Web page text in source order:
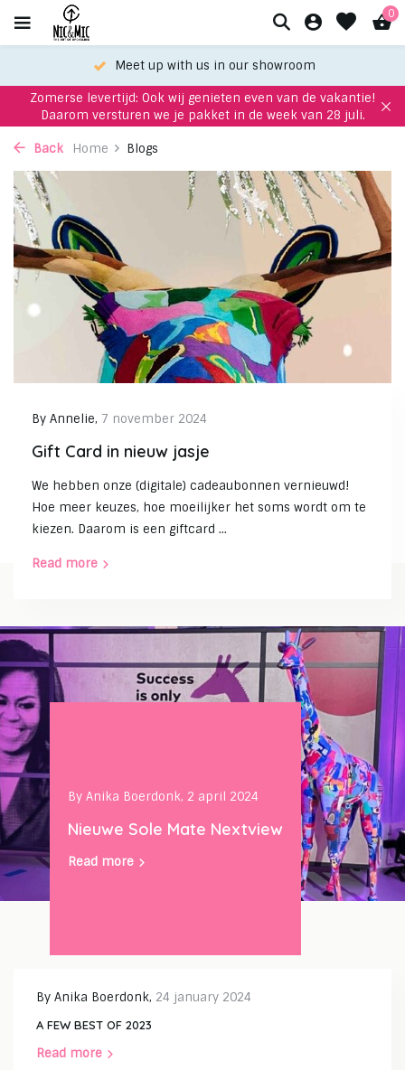
0
Meet up with us in our showroom
Zomerse levertijd: Ook wij genieten even van de vakantie!
Daarom versturen we je pakket in de week van 28 juli.
Back Home Blogs
By Annelie, 7 november 2024
Gift Card in nieuw jasje
We hebben onze (digitale) cadeaubonnen vernieuwd!
Hoe meer keuzes, hoe moeilijker het soms wordt om te
kiezen. Daarom is een giftcard ...
Read more
By Anika Boerdonk, 2 april 2024
Nieuwe Sole Mate Nextview
Read more
By Anika Boerdonk, 24 january 2024
A FEW BEST OF 2023
Read more